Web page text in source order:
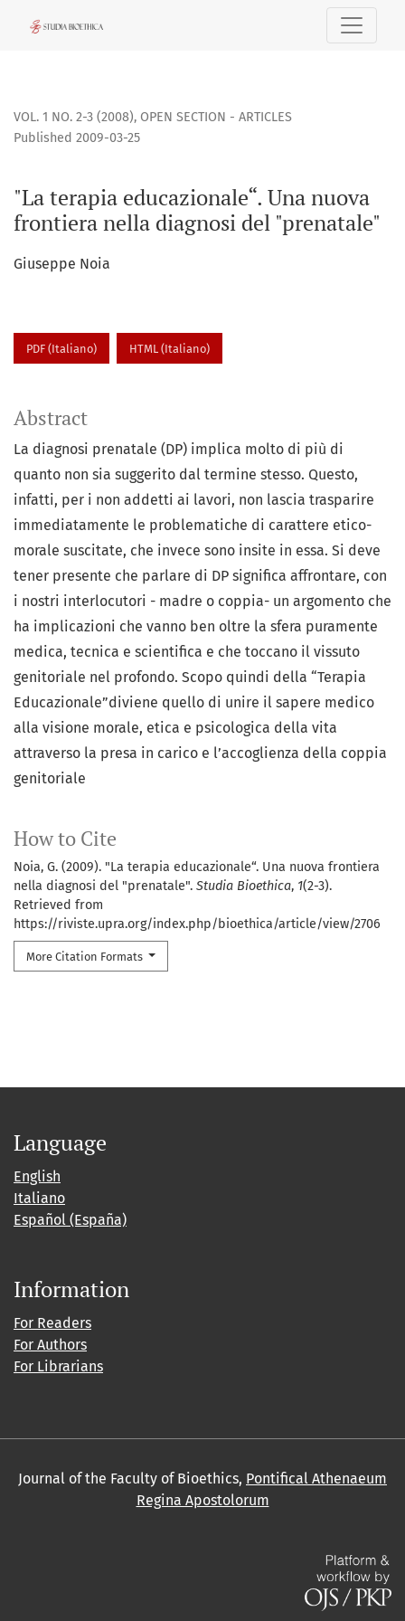
&quot;La terapia educazionale“. Una nuova frontiera
VOL. 1 NO. 2-3 (2008), OPEN SECTION - ARTICLES
"La terapia educazionale“. Una nuova
frontiera nella diagnosi del "prenatale"
Published 2009-03-25
Giuseppe Noia
PDF (Italiano) HTML (Italiano)
How to Cite
Noia, G. (2009). "La terapia educazionale“. Una nuova frontiera
nella diagnosi del "prenatale". Studia Bioethica, 1(2-3).
Retrieved from
https://riviste.upra.org/index.php/bioethica/article/view/2706
More Citation Formats
Abstract
La diagnosi prenatale (DP) implica molto di più di
quanto non sia suggerito dal termine stesso. Questo,
infatti, per i non addetti ai lavori, non lascia trasparire
immediatamente le problematiche di carattere etico-
morale suscitate, che invece sono insite in essa. Si deve
tener presente che parlare di DP significa affrontare, con
i nostri interlocutori - madre o coppia- un argomento che
ha implicazioni che vanno ben oltre la sfera puramente
medica, tecnica e scientifica e che toccano il vissuto
genitoriale nel profondo. Scopo quindi della “Terapia
Educazionale”diviene quello di unire il sapere medico
alla visione morale, etica e psicologica della vita
attraverso la presa in carico e l’accoglienza della coppia
genitoriale
Language
English
Italiano
Español (España)
Information
For Readers
For Authors
For Librarians
Journal of the Faculty of Bioethics, Pontifical Athenaeum
Regina Apostolorum